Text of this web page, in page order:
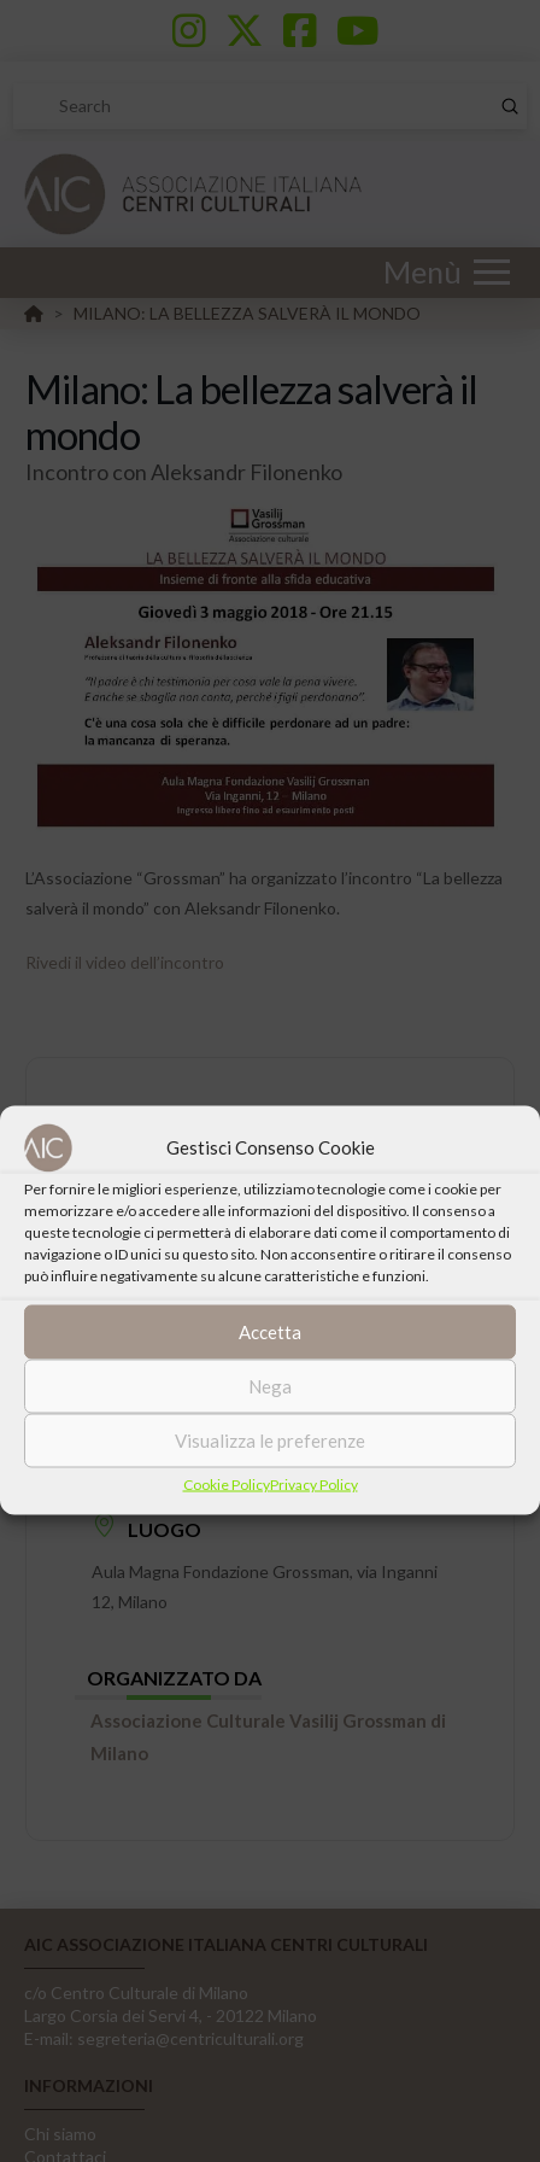
Gestisci Consenso Cookie
Per fornire le migliori esperienze, utilizziamo tecnologie come i cookie per
memorizzare e/o accedere alle informazioni del dispositivo. Il consenso a
queste tecnologie ci permetterà di elaborare dati come il comportamento di
navigazione o ID unici su questo sito. Non acconsentire o ritirare il consenso
può influire negativamente su alcune caratteristiche e funzioni.
Accetta
Nega
Visualizza le preferenze
Cookie PolicyPrivacy Policy
Search
Menù
HOME
> MILANO: LA BELLEZZA SALVERÀ IL MONDO
Milano: La bellezza salverà il
mondo
Incontro con Aleksandr Filonenko
L’Associazione “Grossman” ha organizzato l’incontro “La bellezza
salverà il mondo” con Aleksandr Filonenko.
Rivedi il video dell’incontro
DATA
LUOGO
Aula Magna Fondazione Grossman, via Inganni
12, Milano
ORGANIZZATO DA
Associazione Culturale Vasilij Grossman di
Milano
AIC ASSOCIAZIONE ITALIANA CENTRI CULTURALI
c/o Centro Culturale di Milano
Largo Corsia dei Servi 4, - 20122 Milano
E-mail: segreteria@centriculturali.org
INFORMAZIONI
Chi siamo
Contattaci